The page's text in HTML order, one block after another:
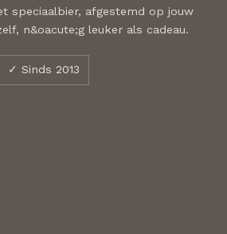
speciaalbier, afgestemd op jouw
n&oacute;g leuker als cadeau.
✓ Sinds 2013